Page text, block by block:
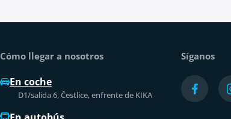
Cómo llegar a nosotros
En coche
D1/salida 6, Čestlice, enfrente de KIKA
Síganos